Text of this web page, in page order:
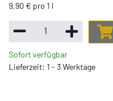
9,90 € pro 1 l
Sofort verfügbar
Lieferzeit: 1 - 3 Werktage